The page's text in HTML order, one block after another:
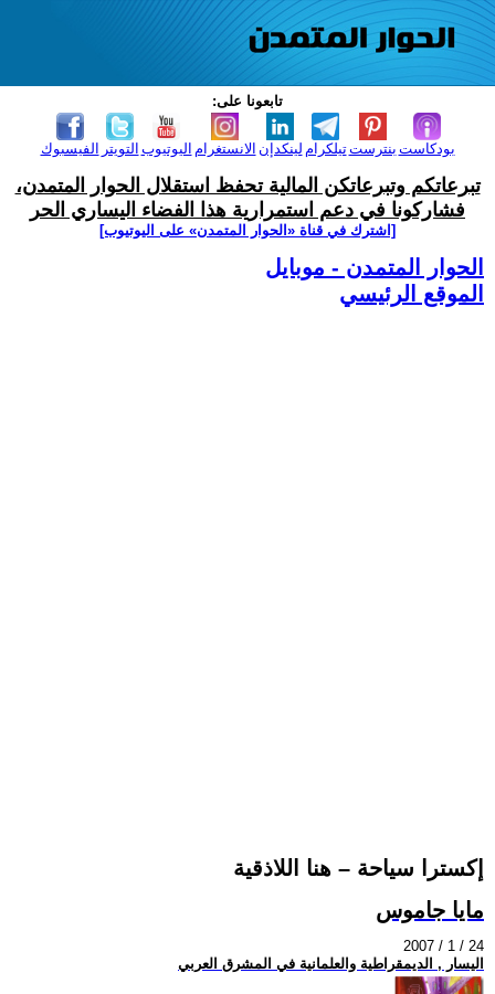
تابعونا على:
الفيسبوك التويتر اليوتيوب الانستغرام لينكدإن تيلكرامبنترست بودكاست
تبرعاتكم وتبرعاتكن المالية تحفظ استقلال الحوار المتمدن،
فشاركونا في دعم استمرارية هذا الفضاء اليساري الحر
[اشترك في قناة ‫«الحوار المتمدن» على اليوتيوب]
الحوار المتمدن - موبايل
الموقع الرئيسي
إكسترا سياحة – هنا اللاذقية
مايا جاموس
2007 / 1 / 24
اليسار , الديمقراطية والعلمانية في المشرق العربي